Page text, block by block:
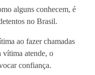
alguns conhecem, é
no Brasil.
ao fazer chamadas
vítima atende, o
confiança.